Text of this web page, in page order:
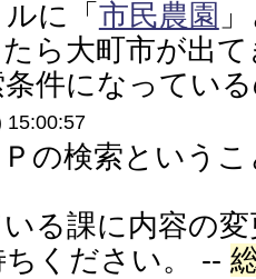
に「 市民農園
ら大町市が出
条件になってい
15:00:57
の検索という
る課に内容の
ください。 --